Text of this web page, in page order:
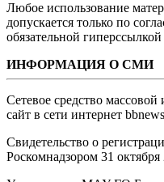
Любое использование
допускается только по
обязательной
ИНФОРМАЦИЯ О СМИ
Сетевое средство
сайт в сети интернет
Свидетельство о
Роскомнадзором 31 октября